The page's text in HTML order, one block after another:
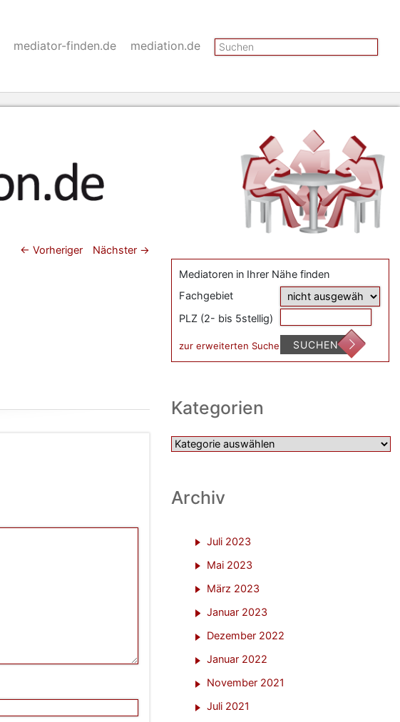
mediator-finden.de mediation.de Suchen
Beitragsnavigation
← Vorheriger Nächster →
Mediatoren in Ihrer Nähe finden
Fachgebiet
PLZ (2- bis 5stellig)
zur erweiterten Suche SUCHEN
Kategorien
Kategorien
Archiv
Juli 2023
Mai 2023
März 2023
Januar 2023
Dezember 2022
Januar 2022
November 2021
Juli 2021